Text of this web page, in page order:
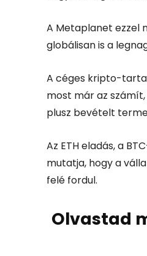
A Metaplanet ezzel
globálisan is a
A céges kripto-
most már az
plusz bevételt
Az ETH eladás, a
mutatja, hogy a
felé fordul.
Olvastad